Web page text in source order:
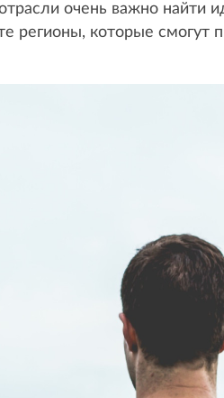
очень важно найти
регионы, которые